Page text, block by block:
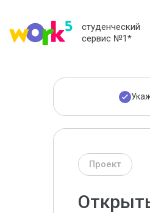
студенческий
сервис №1*
Проект